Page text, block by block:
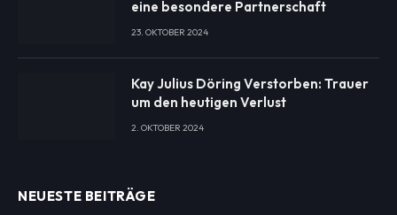
eine besondere Partnerschaft
23. OKTOBER 2024
Kay Julius Döring Verstorben: Trauer
um den heutigen Verlust
2. OKTOBER 2024
NEUESTE BEITRÄGE